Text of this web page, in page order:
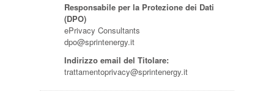
Responsabile per la Protezione dei Dati
(DPO)
ePrivacy Consultants
dpo@sprintenergy.it
Indirizzo email del Titolare:
trattamentoprivacy@sprintenergy.it